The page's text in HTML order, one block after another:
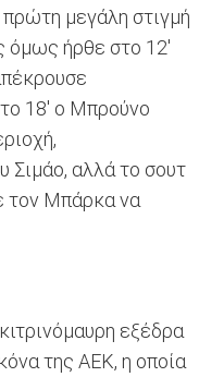
μεγάλη στιγμή
όμως ήρθε στο 12'
18' ο Μπρούνο
Σιμάο, αλλά το σουτ
τον Μπάρκα να
εξέδρα
της ΑΕΚ, η οποία